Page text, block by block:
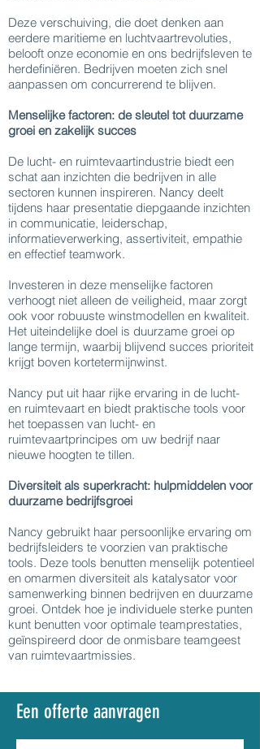
Deze verschuiving, die doet denken aan
eerdere maritieme en luchtvaartrevoluties,
belooft onze economie en ons bedrijfsleven te
herdefiniëren. Bedrijven moeten zich snel
aanpassen om concurrerend te blijven.
Menselijke factoren: de sleutel tot duurzame
groei en zakelijk succes
De lucht- en ruimtevaartindustrie biedt een
schat aan inzichten die bedrijven in alle
sectoren kunnen inspireren. Nancy deelt
tijdens haar presentatie diepgaande inzichten
in communicatie, leiderschap,
informatieverwerking, assertiviteit, empathie
en effectief teamwork.
Investeren in deze menselijke factoren
verhoogt niet alleen de veiligheid, maar zorgt
ook voor robuuste winstmodellen en kwaliteit.
Het uiteindelijke doel is duurzame groei op
lange termijn, waarbij blijvend succes prioriteit
krijgt boven kortetermijnwinst.
Nancy put uit haar rijke ervaring in de lucht-
en ruimtevaart en biedt praktische tools voor
het toepassen van lucht- en
ruimtevaartprincipes om uw bedrijf naar
nieuwe hoogten te tillen.
Diversiteit als superkracht: hulpmiddelen voor
duurzame bedrijfsgroei
Nancy gebruikt haar persoonlijke ervaring om
bedrijfsleiders te voorzien van praktische
tools. Deze tools benutten menselijk potentieel
en omarmen diversiteit als katalysator voor
samenwerking binnen bedrijven en duurzame
groei. Ontdek hoe je individuele sterke punten
kunt benutten voor optimale teamprestaties,
geïnspireerd door de onmisbare teamgeest
van ruimtevaartmissies.
Een offerte aanvragen